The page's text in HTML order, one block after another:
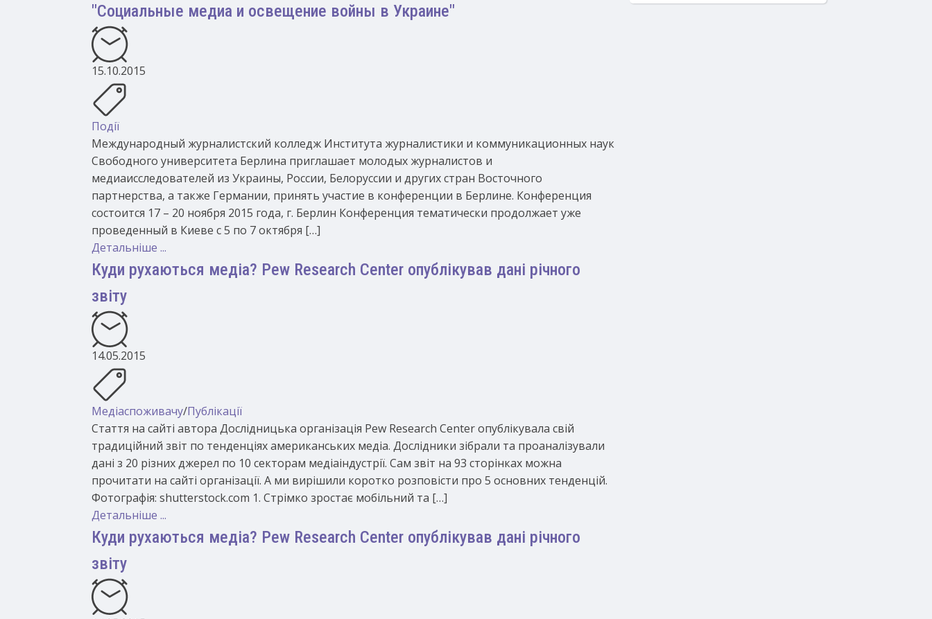
"Социальные медиа и освещение войны в Украине"
15.10.2015
Події
Международный журналистский колледж Института журналистики и коммуникационных наук
Свободного университета Берлина приглашает молодых журналистов и
медиаисследователей из Украины, России, Белоруссии и других стран Восточного
партнерства, а также Германии, принять участие в конференции в Берлине. Конференция
состоится 17 – 20 ноября 2015 года, г. Берлин Конференция тематически продолжает уже
проведенный в Киеве с 5 по 7 октября […]
Детальніше ...
Куди рухаються медіа? Pew Research Center опублікував дані річного
звіту
14.05.2015
Медіаспоживачу/Публікації
Стаття на сайті автора Дослідницька організація Pew Research Center опублікувала свій
традиційний звіт по тенденціях американських медіа. Дослідники зібрали та проаналізували
дані з 20 різних джерел по 10 секторам медіаіндустрії. Сам звіт на 93 сторінках можна
прочитати на сайті організації. А ми вирішили коротко розповісти про 5 основних тенденцій.
Фотографія: shutterstock.com 1. Стрімко зростає мобільний та […]
Детальніше ...
Куди рухаються медіа? Pew Research Center опублікував дані річного
звіту